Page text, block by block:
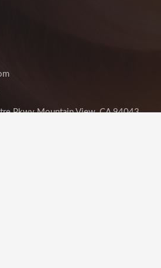
Pkwy Mountain View, CA 94043,